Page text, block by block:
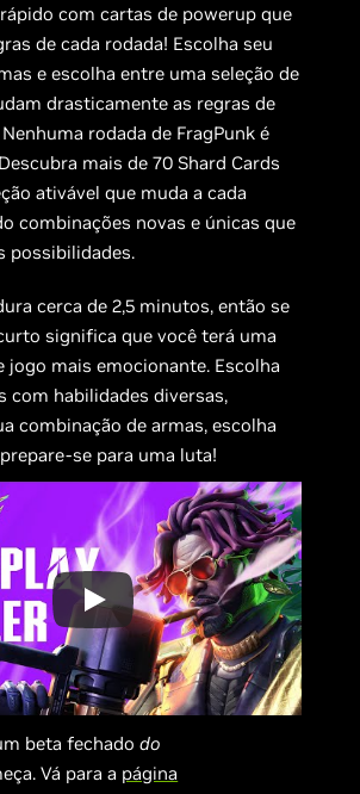
com cartas de powerup que
de cada rodada! Escolha seu
e escolha entre uma seleção de
drasticamente as regras de
rodada de FragPunk é
mais de 70 Shard Cards
ativável que muda a cada
combinações novas e únicas que
possibilidades.
cerca de 2,5 minutos, então se
significa que você terá uma
jogo mais emocionante. Escolha
com habilidades diversas,
combinação de armas, escolha
se para uma luta!
beta fechadodo
Vá para a página